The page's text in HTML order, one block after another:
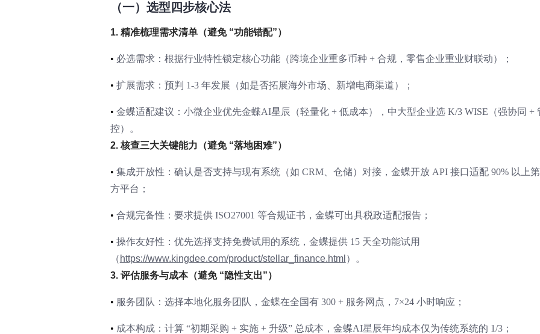
（一）选型四步核心法
1. 精准梳理需求清单（避免 “功能错配”）
• 必选需求：根据行业特性锁定核心功能（跨境企业重多币种 + 合规，零售企业重业财联动）；
• 扩展需求：预判 1-3 年发展（如是否拓展海外市场、新增电商渠道）；
• 金蝶适配建议：小微企业优先金蝶AI星辰（轻量化 + 低成本），中大型企业选 K/3 WISE（强协同 +
控）。
2. 核查三大关键能力（避免 “落地困难”）
• 集成开放性：确认是否支持与现有系统（如 CRM、仓储）对接，金蝶开放 API 接口适配 90% 以上
方平台；
• 合规完备性：要求提供 ISO27001 等合规证书，金蝶可出具税政适配报告；
• 操作友好性：优先选择支持免费试用的系统，金蝶提供 15 天全功能试用
（ https://www.kingdee.com/product/stellar_finance.html ）。
3. 评估服务与成本（避免 “隐性支出”）
• 服务团队：选择本地化服务团队，金蝶在全国有 300 + 服务网点，7×24 小时响应；
• 成本构成：计算 “初期采购 + 实施 + 升级” 总成本，金蝶AI星辰年均成本仅为传统系统的 1/3；